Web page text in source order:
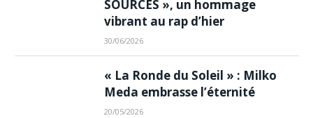
SOURCES », un hommage
vibrant au rap d’hier
30/06/2026
« La Ronde du Soleil » : Milko
Meda embrasse l’éternité
20/05/2026